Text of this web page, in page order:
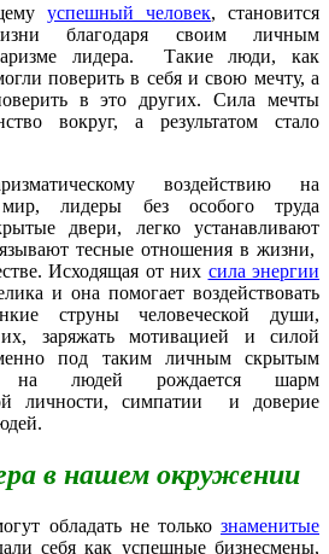
успешный человек, становится
благодаря своим личным
лидера. Такие люди, как
поверить в себя и свою мечту, а
в это других. Сила мечты
вокруг, а результатом стало
воздействию на
лидеры без особого труда
двери, легко устанавливают
тесные отношения в жизни,
Исходящая от них сила энергии
и она помогает воздействовать
струны человеческой души,
их, заряжать мотивацией и силой
под таким личным скрытым
на людей рождается шарм
личности, симпатии и доверие
в нашем окружении
обладать не только знаменитые
себя как успешные бизнесмены,